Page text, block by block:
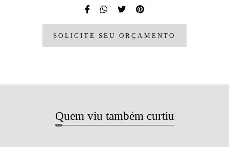
SOLICITE SEU ORÇAMENTO
Quem viu também curtiu